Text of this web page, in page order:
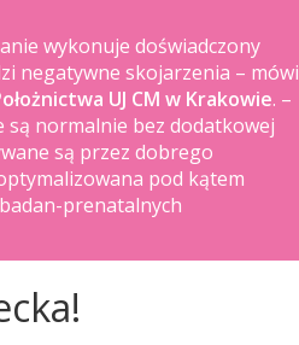
wykonuje doświadczony
negatywne skojarzenia – mówi
UJ CM w Krakowie. –
normalnie bez dodatkowej
są przez dobrego
pod kątem
prenatalnych